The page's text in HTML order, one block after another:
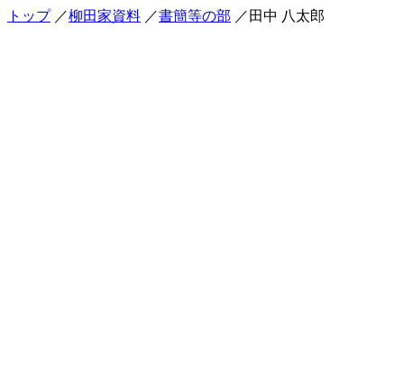
トップ ／柳田家資料 ／書簡等の部 ／田中 八太郎